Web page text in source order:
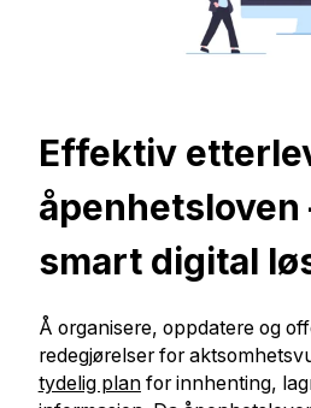
Effektiv
åpenhetsloven
smart digital
Å organisere, oppdatere og
redegjørelser for
tydelig planfor innhenting,